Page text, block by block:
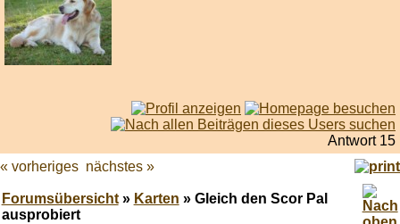
Antwort 15
« vorheriges nächstes »
Forumsübersicht» Karten » Gleich den Scor Pal
ausprobiert